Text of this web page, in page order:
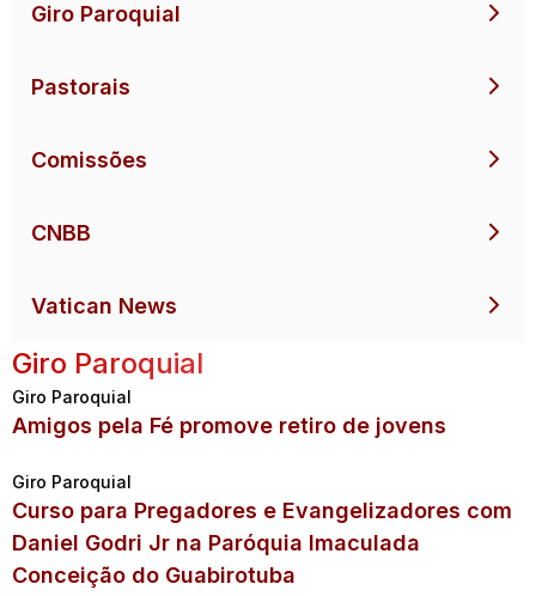
Giro Paroquial
Pastorais
Comissões
CNBB
Vatican News
Giro Paroquial
Giro Paroquial
Amigos pela Fé promove retiro de jovens
Giro Paroquial
Curso para Pregadores e Evangelizadores com
Daniel Godri Jr na Paróquia Imaculada
Conceição do Guabirotuba